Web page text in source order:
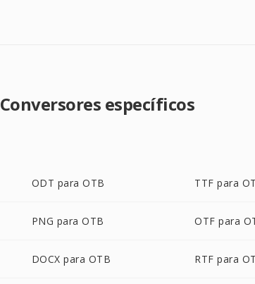
Conversores específicos
ODT para OTB TTF para
PNG para OTB OTF para
DOCX para OTB RTF para